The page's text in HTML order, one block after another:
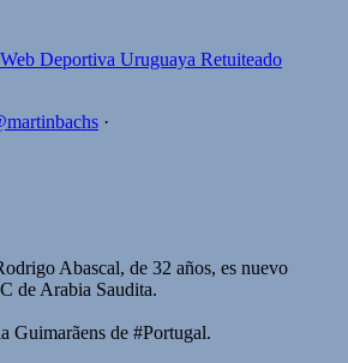
Deportiva Uruguaya Retuiteado
·
Abascal, de 32 años, es nuevo
de Arabia Saudita.
Guimarãens de #Portugal.